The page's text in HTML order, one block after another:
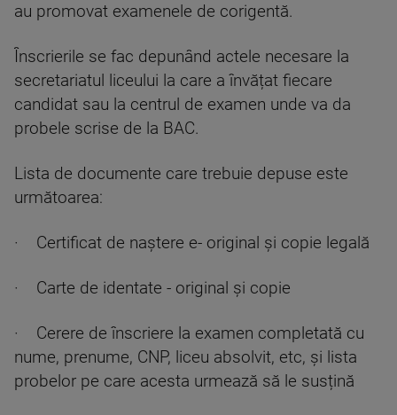
au promovat examenele de corigentă.
Înscrierile se fac depunând actele necesare la
secretariatul liceului la care a învățat fiecare
candidat sau la centrul de examen unde va da
probele scrise de la BAC.
Lista de documente care trebuie depuse este
următoarea:
· Certificat de naștere e- original și copie legală
· Carte de identate - original și copie
· Cerere de înscriere la examen completată cu
nume, prenume, CNP, liceu absolvit, etc, și lista
probelor pe care acesta urmează să le susțină